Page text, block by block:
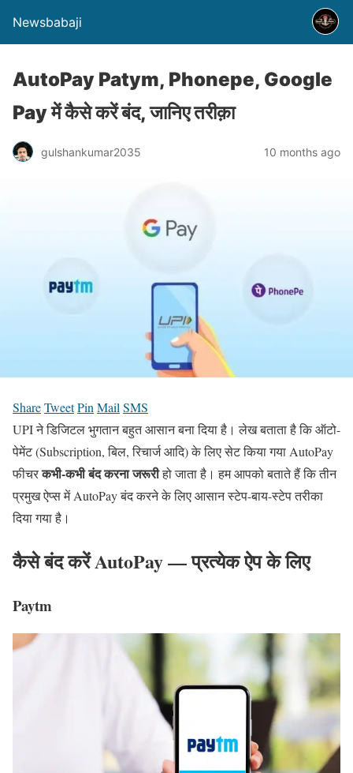
Newsbabaji
AutoPay Patym, Phonepe, Google
Pay में कैसे करें बंद, जानिए तरीक़ा
gulshankumar2035 10 months ago
ShareTweetPin Mail SMS
UPI ने डिजिटल भुगतान बहुत आसान बना दिया है। लेख बताता है कि ऑटो-
पेमेंट (Subscription, बिल, रिचार्ज आदि) के लिए सेट किया गया AutoPay
फीचरकभी-कभी बंद करना जरूरीहो जाता है। हम आपको बताते हैं कि तीन
प्रमुख ऐप्स में AutoPay बंद करने के लिए आसान स्टेप-बाय-स्टेप तरीका
दिया गया है।
कैसे बंद करें AutoPay — प्रत्येक ऐप के लिए
Paytm